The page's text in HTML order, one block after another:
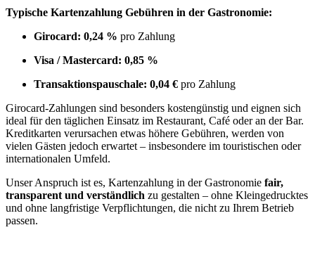
Typische Kartenzahlung Gebühren in der Gastronomie:
Girocard: 0,24 % pro Zahlung
Visa / Mastercard: 0,85 %
Transaktionspauschale: 0,04 € pro Zahlung
Girocard-Zahlungen sind besonders kostengünstig und eignen sich
ideal für den täglichen Einsatz im Restaurant, Café oder an der Bar.
Kreditkarten verursachen etwas höhere Gebühren, werden von
vielen Gästen jedoch erwartet – insbesondere im touristischen oder
internationalen Umfeld.
Unser Anspruch ist es, Kartenzahlung in der Gastronomie fair,
transparent und verständlich zu gestalten – ohne Kleingedrucktes
und ohne langfristige Verpflichtungen, die nicht zu Ihrem Betrieb
passen.